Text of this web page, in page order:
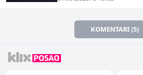
KOMENTARI (5)